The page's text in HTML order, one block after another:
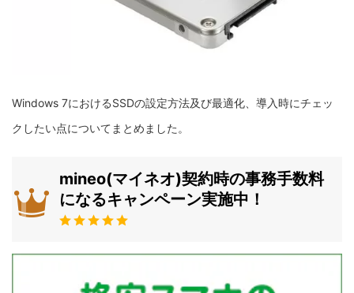
Windows 7におけるSSDの設定方法及び最適化、導入時にチェッ
クしたい点についてまとめました。
mineo(マイネオ)契約時の事務手数料
になるキャンペーン実施中！